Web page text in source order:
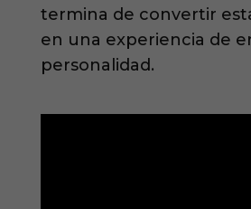
termina de convertir
en una experiencia de
personalidad.